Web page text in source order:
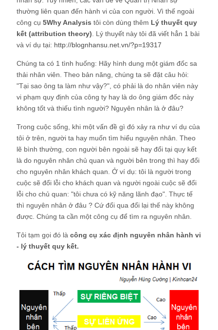
thường liên quan đến hành vi của con người. Vì thế ngoài
công cụ 5Why Analysis tôi còn dùng thêm Lý thuyết quy
kết (attribution theory) . Lý thuyết này tôi đã viết hẳn 1 bài
và ví dụ tại: http://blognhansu.net.vn/?p=19317
Chúng ta có 1 tình huống: Hãy hình dung một giám đốc sa
thải nhân viên. Theo bản năng, chúng ta sẽ đặt câu hỏi:
"Tại sao ông ta làm như vậy?", có phải là do nhân viên này
vi phạm quy định của công ty hay là do ông giám đốc này
không tốt và thiếu tình người? Nguyên nhân là ở đâu?
Trong cuộc sống, khi một vấn đề gì đó xảy ra như ví dụ của
tôi ở trên, người ta hay muốn tìm hiểu nguyên nhân. Theo
lẽ bình thường, con người bên ngoài sẽ hay đổi tại quy kết
là do nguyên nhân chủ quan và người bên trong thì hay đổi
cho nguyên nhân khách quan. Ở ví dụ: tôi là người trong
cuộc sẽ đổi lỗi cho khách quan và người ngoài cuộc sẽ đổi
lỗi cho chủ quan: "tôi chưa có kỹ năng lãnh đạo". Thực tế
thì nguyên nhân ở đâu ? Cứ đổi qua đổi lại thế này không
được. Chúng ta cần một công cụ để tìm ra nguyên nhân.
Tôi tạm gọi đó là công cụ xác định nguyên nhân hành vi
- lý thuyết quy kết.